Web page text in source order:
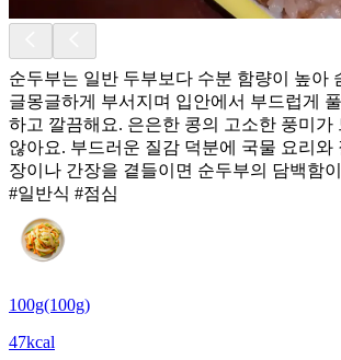
순두부는 일반 두부보다 수분 함량이 높아
글몽글하게 부서지며 입안에서 부드럽게
하고 깔끔해요. 은은한 콩의 고소한 풍미가
않아요. 부드러운 질감 덕분에 국물 요리와
장이나 간장을 곁들이면 순두부의 담백함
#일반식 #점심
100g(100g)
47kcal